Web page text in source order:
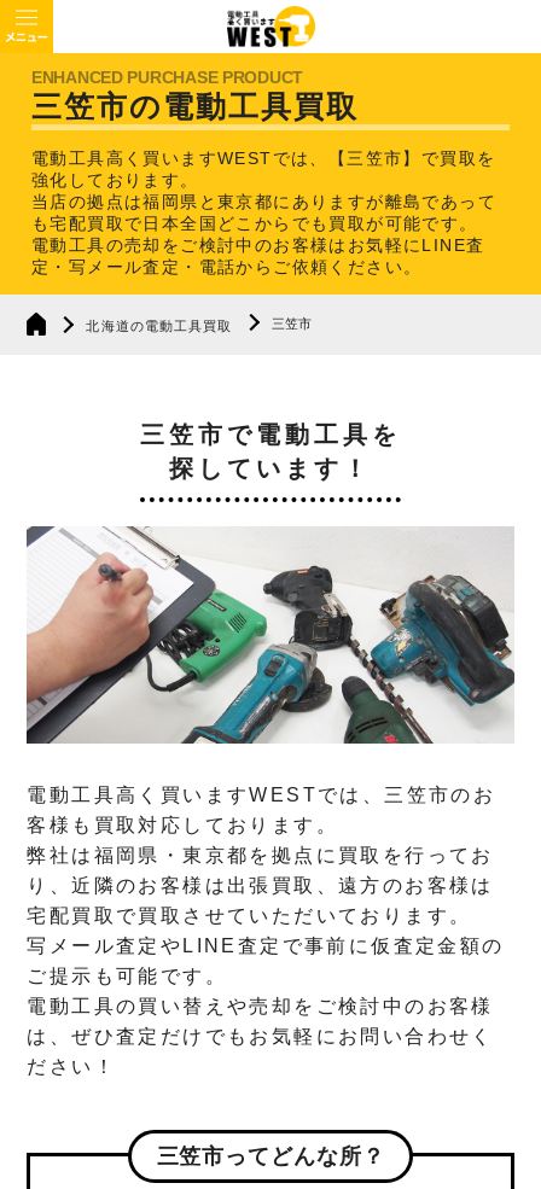
三笠市の電動工具買取
電動工具高く買いますWESTでは、【三笠市】で買取を
強化しております。
当店の拠点は福岡県と東京都にありますが離島であって
も宅配買取で日本全国どこからでも買取が可能です。
電動工具の売却をご検討中のお客様はお気軽にLINE査
定・写メール査定・電話からご依頼ください。
北海道の電動工具買取 三笠市
三笠市で電動工具を
探しています！
電動工具高く買いますWESTでは、三笠市のお
客様も買取対応しております。
弊社は福岡県・東京都を拠点に買取を行ってお
り、近隣のお客様は出張買取、遠方のお客様は
宅配買取で買取させていただいております。
写メール査定やLINE査定で事前に仮査定金額の
ご提示も可能です。
電動工具の買い替えや売却をご検討中のお客様
は、ぜひ査定だけでもお気軽にお問い合わせく
ださい！
三笠市ってどんな所？